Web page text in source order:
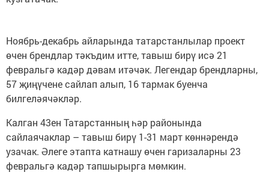
Ноябрь-декабрь айларында татарстанлылар проект
өчен брендлар тәкъдим итте, тавыш бирү исә 21
февральгә кадәр дәвам итәчәк. Легендар брендларны,
57 җиңүчене сайлап алып, 16 тармак буенча
билгеләячәкләр.
Калган 43ен Татарстанның һәр районында
сайлаячаклар – тавыш бирү 1-31 март көннәрендә
узачак. Әлеге этапта катнашу өчен гаризаларны 23
февральгә кадәр тапшырырга мөмкин.